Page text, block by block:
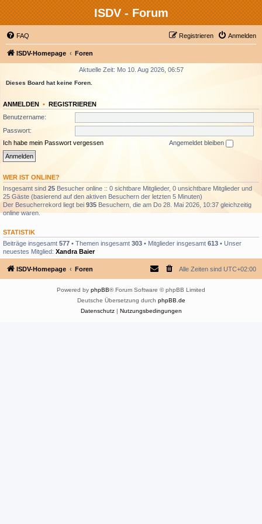
ISDV - Forum
FAQ Anmelden
Registrieren
ISDV-Homepage Foren
Aktuelle Zeit: Mo 10. Aug 2026, 06:57
Dieses Board hat keine Foren.
ANMELDEN • REGISTRIEREN
Benutzername:
Passwort:
Ich habe mein Passwort vergessen
Angemeldet bleiben
WER IST ONLINE?
Insgesamt sind 25 Besucher online :: 0 sichtbare Mitglieder, 0 unsichtbare Mitglieder und
25 Gäste (basierend auf den aktiven Besuchern der letzten 5 Minuten)
Der Besucherrekord liegt bei 935 Besuchern, die am Do 28. Mai 2026, 10:37 gleichzeitig
online waren.
STATISTIK
Beiträge insgesamt 577 • Themen insgesamt 303 • Mitglieder insgesamt 613 • Unser
neuestes Mitglied: Xandra Baier
ISDV-Homepage Foren Alle Zeiten sind UTC+02:00
Powered by phpBB® Forum Software © phpBB Limited
Deutsche Übersetzung durch phpBB.de
Datenschutz| Nutzungsbedingungen